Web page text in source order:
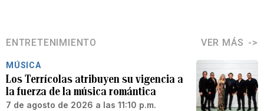
ENTRETENIMIENTO VER MÁS
MÚSICA
Los Terrícolas atribuyen su vigencia a
la fuerza de la música romántica
7 de agosto de 2026 a las 11:10 p.m.